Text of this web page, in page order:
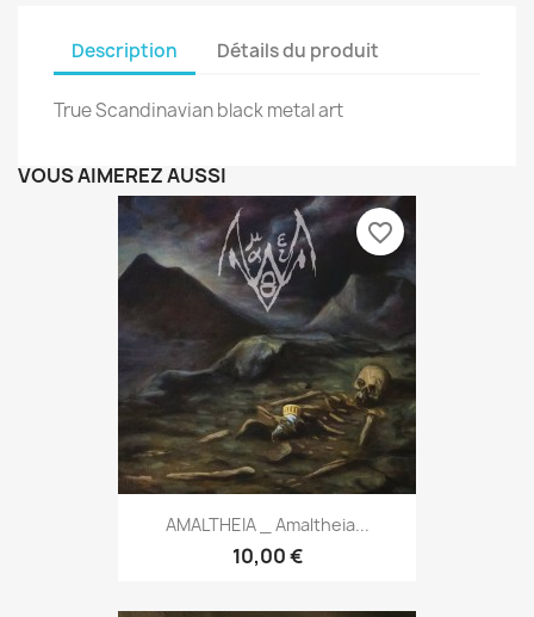
Description Détails du produit
True Scandinavian black metal art
VOUS AIMEREZ AUSSI
AMALTHEIA _ Amaltheia...
10,00 €
favorite_border